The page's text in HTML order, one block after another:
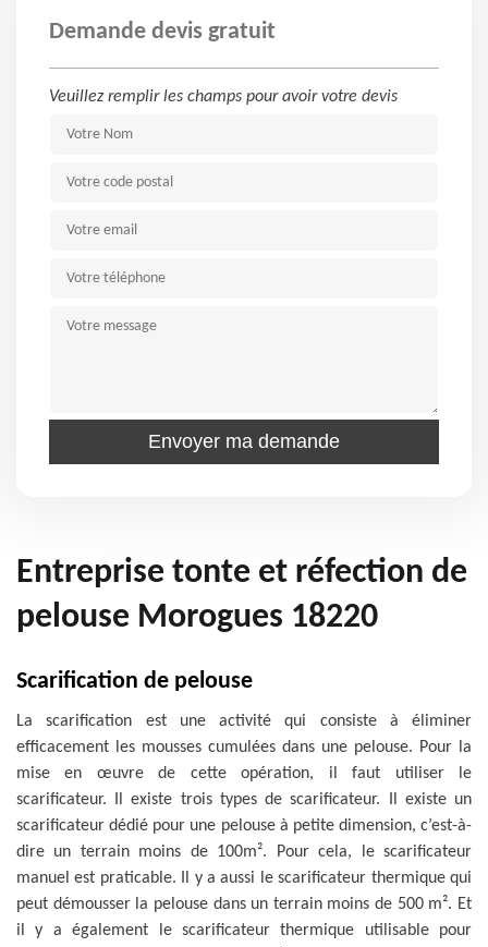
Demande devis gratuit
Veuillez remplir les champs pour avoir votre devis
Entreprise tonte et réfection de
pelouse Morogues 18220
Scarification de pelouse
La scarification est une activité qui consiste à éliminer
efficacement les mousses cumulées dans une pelouse. Pour la
mise en œuvre de cette opération, il faut utiliser le
scarificateur. Il existe trois types de scarificateur. Il existe un
scarificateur dédié pour une pelouse à petite dimension, c’est-à-
dire un terrain moins de 100m². Pour cela, le scarificateur
manuel est praticable. Il y a aussi le scarificateur thermique qui
peut démousser la pelouse dans un terrain moins de 500 m². Et
il y a également le scarificateur thermique utilisable pour